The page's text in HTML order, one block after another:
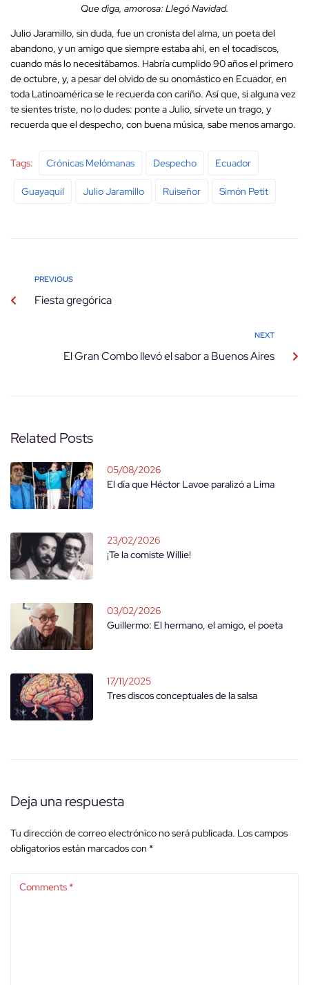
Que diga, amorosa: Llegó Navidad.
Julio Jaramillo, sin duda, fue un cronista del alma, un poeta del
abandono, y un amigo que siempre estaba ahí, en el tocadiscos,
cuando más lo necesitábamos. Habría cumplido 90 años el primero
de octubre, y, a pesar del olvido de su onomástico en Ecuador, en
toda Latinoamérica se le recuerda con cariño. Así que, si alguna vez
te sientes triste, no lo dudes: ponte a Julio, sírvete un trago, y
recuerda que el despecho, con buena música, sabe menos amargo.
Tags: Crónicas Melómanas Despecho Ecuador
Guayaquil Julio Jaramillo Ruiseñor Simón Petit
PREVIOUS
Fiesta gregórica
NEXT
El Gran Combo llevó el sabor a Buenos Aires
Related Posts
05/08/2026
El día que Héctor Lavoe paralizó a Lima
23/02/2026
¡Te la comiste Willie!
03/02/2026
Guillermo: El hermano, el amigo, el poeta
17/11/2025
Tres discos conceptuales de la salsa
Deja una respuesta
Tu dirección de correo electrónico no será publicada. Los campos
obligatorios están marcados con *